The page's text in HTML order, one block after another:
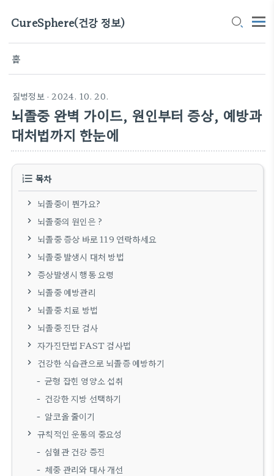
CureSphere(건강 정보)
홈
질병정보· 2024. 10. 20.
뇌졸중 완벽 가이드, 원인부터 증상, 예방과
대처법까지 한눈에
목차
뇌졸중이 뭔가요?
뇌졸중의 원인은 ?
뇌졸중 증상 바로 119 연락하세요
뇌졸중 발생시 대처 방법
증상발생시 행동 요령
뇌졸중 예방관리
뇌졸중 치료 방법
뇌졸중 진단 검사
자가진단법 FAST 검사법
건강한 식습관으로 뇌졸증 예방하기
균형 잡힌 영양소 섭취
건강한 지방 선택하기
알코올 줄이기
규칙적인 운동의 중요성
심혈관 건강 증진
체중 관리와 대사 개선